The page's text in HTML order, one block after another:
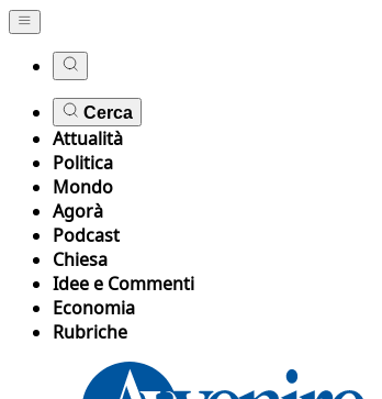
Cerca
Attualità
Politica
Mondo
Agorà
Podcast
Chiesa
Idee e Commenti
Economia
Rubriche